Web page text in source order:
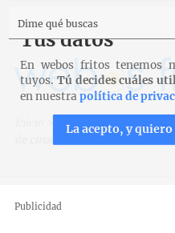
Recetas Bizcochos,
Publicidad
Tus datos
En webos fritos tenemos
tuyos. Tú decides cuáles
en nuestrapolítica de
La acepto, y